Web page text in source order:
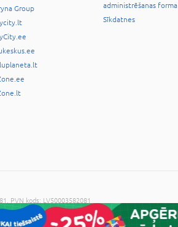
Group
administrēšanas forma
Sīkdatnes
PVN kods: LV50003582081
ir aizliegts